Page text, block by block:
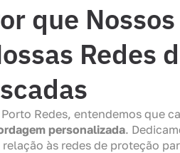
que
Redes
Porto Redes, entendemos que
personalizada.
relação às redes de proteção